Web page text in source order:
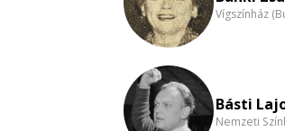
Vígszínház
Básti
Nemzeti